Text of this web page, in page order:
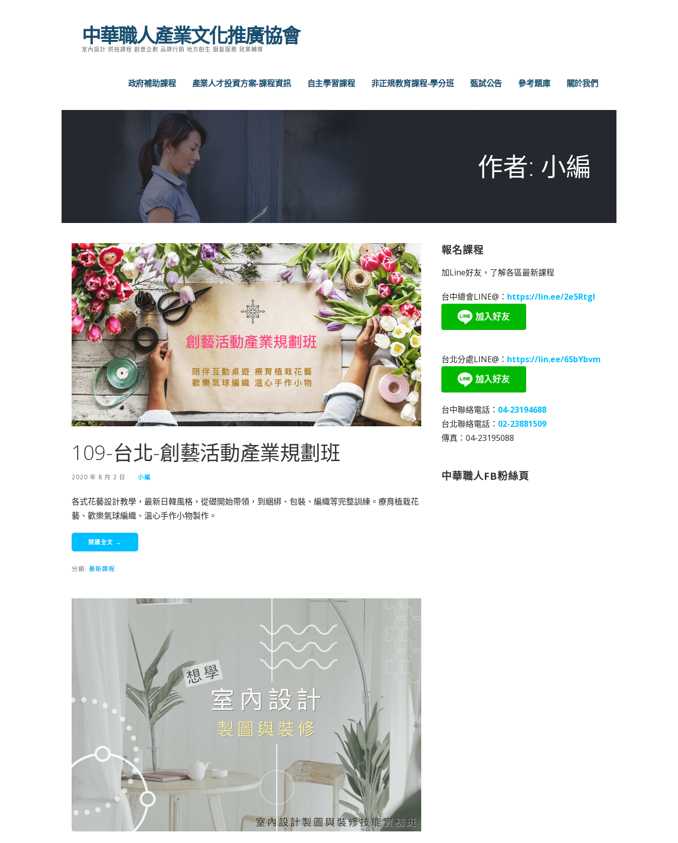
中華職人產業文化推廣協會
室內設計 烘焙課程 創意企劃 品牌行銷 地方創生 銀髮服務 就業輔導
政府補助課程 產業人才投資方案-課程資訊 自主學習課程 非正規教育課程-學分班 甄試公告 參考題庫 關於我們
作者: 小編
109-台北-創藝活動產業規劃班
2020 年 8 月 2 日 小編
各式花藝設計教學，最新日韓風格，從礎開始帶領，到綑綁、包裝、編織等完整訓練。療育植栽花
藝、歡樂氣球編織、溫心手作小物製作。
閱讀全文 →
分類: 最新課程
報名課程
加Line好友，了解各區最新課程
台中總會LINE@： https://lin.ee/2e5RtgI
台北分處LINE@： https://lin.ee/6SbYbvm
台中聯絡電話： 04-23194688
台北聯絡電話： 02-23881509
傳真：04-23195088
中華職人FB粉絲頁